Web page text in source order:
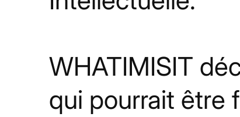
WHATIMISIT
qui pourrait être